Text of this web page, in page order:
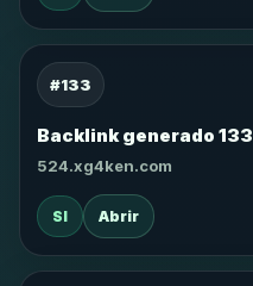
#133
Backlink generado 133
524.xg4ken.com
SI Abrir